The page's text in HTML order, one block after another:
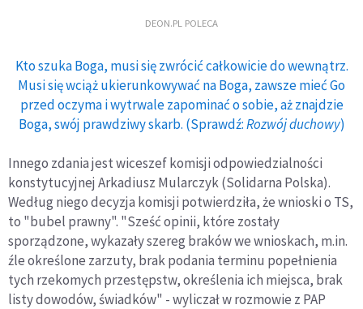
DEON.PL POLECA
Kto szuka Boga, musi się zwrócić całkowicie do wewnątrz.
Musi się wciąż ukierunkowywać na Boga, zawsze mieć Go
przed oczyma i wytrwale zapominać o sobie, aż znajdzie
Boga, swój prawdziwy skarb. (Sprawdź:Rozwój duchowy)
Innego zdania jest wiceszef komisji odpowiedzialności
konstytucyjnej Arkadiusz Mularczyk (Solidarna Polska).
Według niego decyzja komisji potwierdziła, że wnioski o TS,
to "bubel prawny". "Sześć opinii, które zostały
sporządzone, wykazały szereg braków we wnioskach, m.in.
źle określone zarzuty, brak podania terminu popełnienia
tych rzekomych przestępstw, określenia ich miejsca, brak
listy dowodów, świadków" - wyliczał w rozmowie z PAP